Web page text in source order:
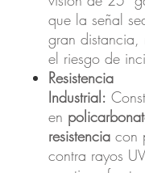
que la señal
gran distancia,
el riesgo de
Resistencia
Industrial:
en
resistencia con
contra rayos